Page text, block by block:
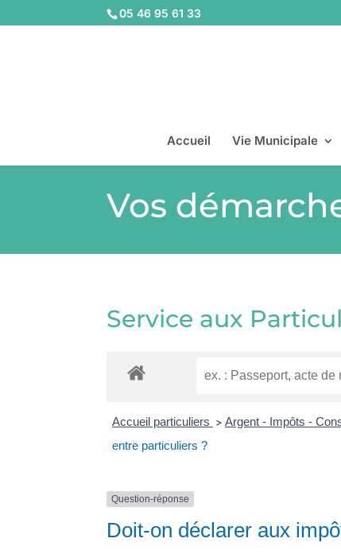
05 46 95 61 33
Accueil Vie Municipale
Vos
Service aux
Accueil particuliers > Argent - Impôts -
entre particuliers ?
Question-réponse
Doit-on déclarer aux